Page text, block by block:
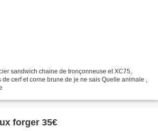
sandwich chaine de tronçonneuse et XC75,
cerf et corne brune de je ne sais Quelle animale ,
Tête de taureaux forger 35€